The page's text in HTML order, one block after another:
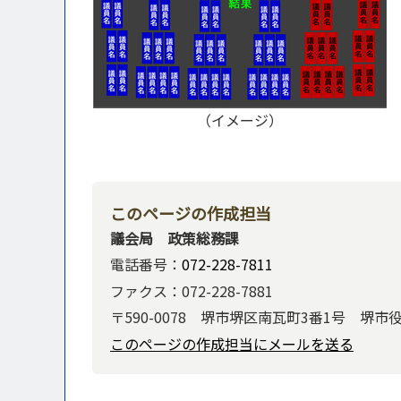
（イメージ）
このページの作成担当
議会局 政策総務課
電話番号： 072-228-7811
ファクス：072-228-7881
〒590-0078 堺市堺区南瓦町3番1号 堺市
このページの作成担当にメールを送る